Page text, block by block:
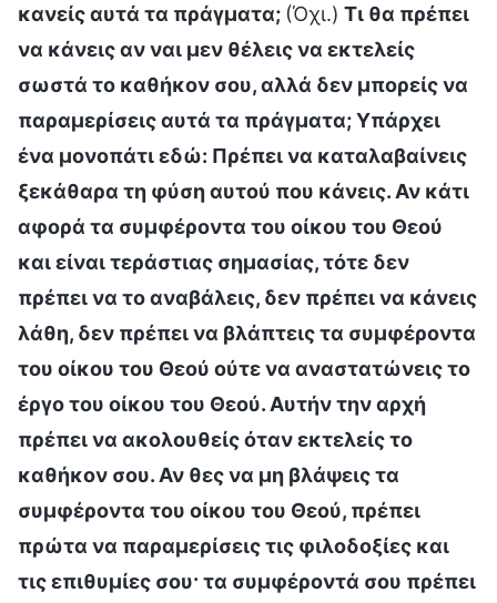
κανείς αυτά τα πράγματα; (Όχι.) Τι θα πρέπει
να κάνεις αν ναι μεν θέλεις να εκτελείς
σωστά το καθήκον σου, αλλά δεν μπορείς να
παραμερίσεις αυτά τα πράγματα; Υπάρχει
ένα μονοπάτι εδώ: Πρέπει να καταλαβαίνεις
ξεκάθαρα τη φύση αυτού που κάνεις. Αν κάτι
αφορά τα συμφέροντα του οίκου του Θεού
και είναι τεράστιας σημασίας, τότε δεν
πρέπει να το αναβάλεις, δεν πρέπει να κάνεις
λάθη, δεν πρέπει να βλάπτεις τα συμφέροντα
του οίκου του Θεού ούτε να αναστατώνεις το
έργο του οίκου του Θεού. Αυτήν την αρχή
πρέπει να ακολουθείς όταν εκτελείς το
καθήκον σου. Αν θες να μη βλάψεις τα
συμφέροντα του οίκου του Θεού, πρέπει
πρώτα να παραμερίσεις τις φιλοδοξίες και
τις επιθυμίες σου· τα συμφέροντά σου πρέπει